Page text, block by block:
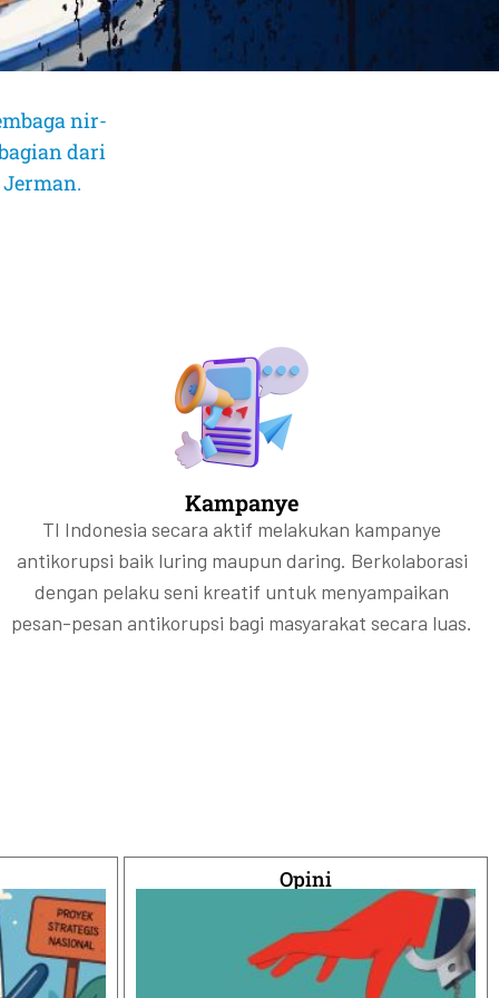
nir-
dari
Kampanye
TI Indonesia secara aktif melakukan kampanye
antikorupsi baik luring maupun daring. Berkolaborasi
dengan pelaku seni kreatif untuk menyampaikan
pesan-pesan antikorupsi bagi masyarakat secara luas.
Opini